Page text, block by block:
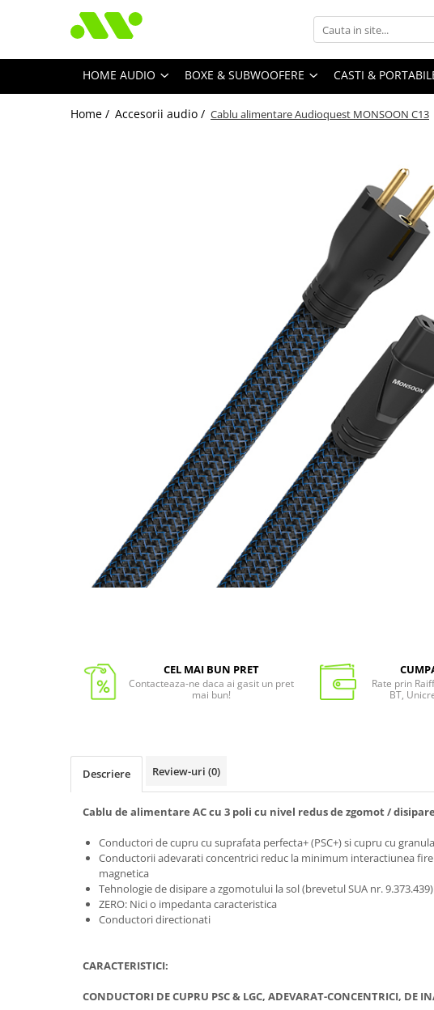
HOME AUDIO BOXE & SUBWOOFERE CASTI &
Home / Accesorii audio / Cablu alimentare Audioquest MONSOON C13
CEL MAI BUN PRET
Contacteaza-ne daca ai gasit un pret
mai bun!
Rate prin
BT,
Descriere Review-uri (0)
Cablu de alimentare AC cu 3 poli cu nivel redus de zgomot /
Conductori de cupru cu suprafata perfecta+ (PSC+) si cupru cu
Conductorii adevarati concentrici reduc la minimum interactiunea
magnetica
Tehnologie de disipare a zgomotului la sol (brevetul SUA nr. 9.373.439)
ZERO: Nici o impedanta caracteristica
Conductori directionati
CARACTERISTICI:
CONDUCTORI DE CUPRU PSC & LGC, ADEVARAT-CONCENTRICI, DE